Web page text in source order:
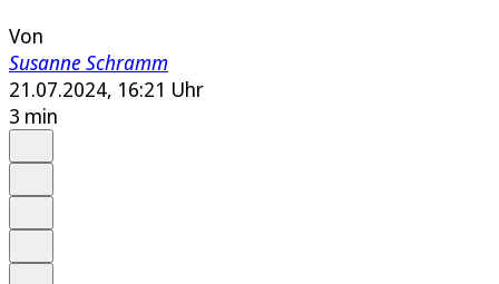
Von
Susanne Schramm
21.07.2024, 16:21 Uhr
3 min